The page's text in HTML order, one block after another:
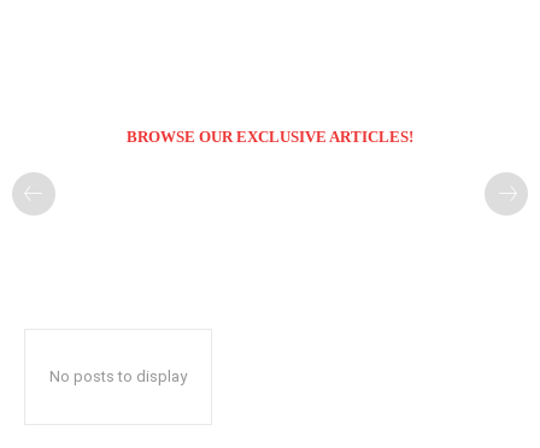
BROWSE OUR EXCLUSIVE ARTICLES!
No posts to display